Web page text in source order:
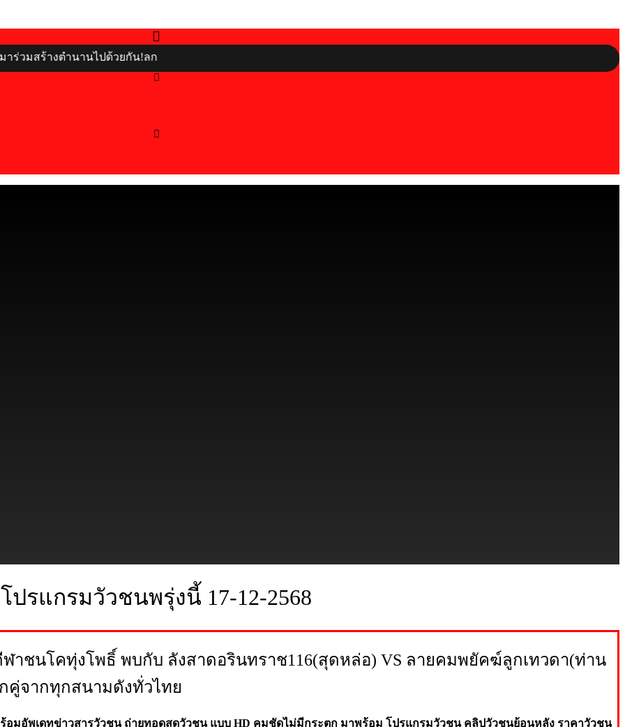
างตำนานไปด้วยกัน!ลก
โปรแกรมวัวชนพรุ่งนี้ 17-12-2568
าชนโคทุ่งโพธิ์ พบกับ ลังสาดอรินทราช116(สุดหล่อ) VS ลายคมพยัคฆ์ลูกเทวดา(ท่าน
คู่จากทุกสนามดังทั่วไทย
มอัพเดทข่าวสารวัวชน ถ่ายทอดสดวัวชน แบบ HD คมชัดไม่มีกระตุก มาพร้อม โปรแกรมวัวชน คลิปวัวชนย้อนหลัง ราคาวัวชน